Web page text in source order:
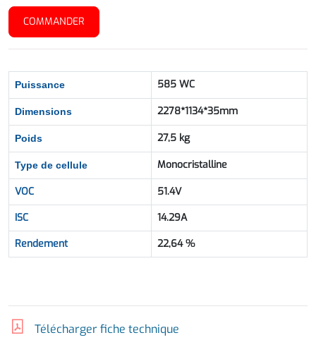
COMMANDER
Puissance 585 WC
Dimensions 2278*1134*35mm
Poids 27,5 kg
Type de cellule
Monocristalline
VOC
51.4V
ISC
14.29A
Rendement
22,64 %
Télécharger fiche technique